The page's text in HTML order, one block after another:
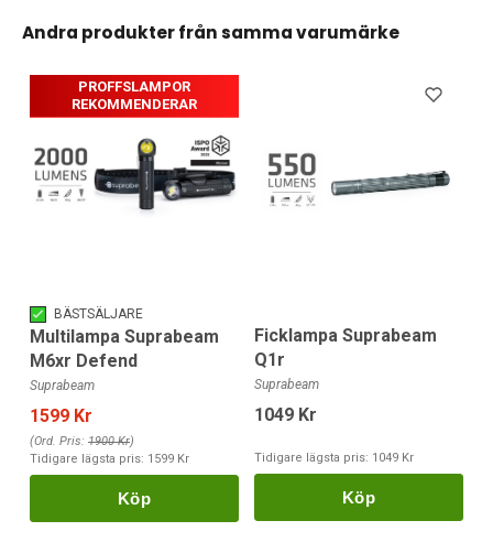
Andra produkter från samma varumärke
BÄSTSÄLJARE
PROFFSLAMPOR
REKOMMENDERAR
Multilampa Suprabeam
M6xr Defend
Suprabeam
1599 Kr
(Ord. Pris: 1900 Kr)
Tidigare lägsta pris: 1599 Kr
Köp
Ficklampa Suprabeam
Q1r
Suprabeam
1049 Kr
Tidigare lägsta pris: 1049 Kr
Köp